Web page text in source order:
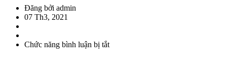
Đăng bởi admin
07 Th3, 2021
Chức năng bình luận bị tắtở